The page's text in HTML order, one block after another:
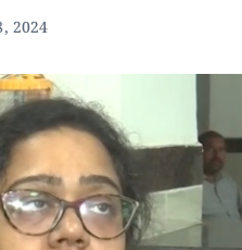
2024